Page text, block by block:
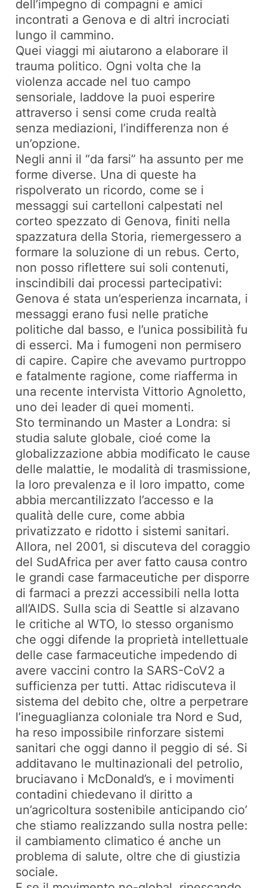
dell’impegno di compagni e amici
incontrati a Genova e di altri incrociati
lungo il cammino.
Quei viaggi mi aiutarono a elaborare il
trauma politico. Ogni volta che la
violenza accade nel tuo campo
sensoriale, laddove la puoi esperire
attraverso i sensi come cruda realtà
senza mediazioni, l’indifferenza non é
un’opzione.
Negli anni il “da farsi” ha assunto per me
forme diverse. Una di queste ha
rispolverato un ricordo, come se i
messaggi sui cartelloni calpestati nel
corteo spezzato di Genova, finiti nella
spazzatura della Storia, riemergessero a
formare la soluzione di un rebus. Certo,
non posso riflettere sui soli contenuti,
inscindibili dai processi partecipativi:
Genova é stata un’esperienza incarnata, i
messaggi erano fusi nelle pratiche
politiche dal basso, e l’unica possibilità fu
di esserci. Ma i fumogeni non permisero
di capire. Capire che avevamo purtroppo
e fatalmente ragione, come riafferma in
una recente intervista Vittorio Agnoletto,
uno dei leader di quei momenti.
Sto terminando un Master a Londra: si
studia salute globale, cioé come la
globalizzazione abbia modificato le cause
delle malattie, le modalità di trasmissione,
la loro prevalenza e il loro impatto, come
abbia mercantilizzato l’accesso e la
qualità delle cure, come abbia
privatizzato e ridotto i sistemi sanitari.
Allora, nel 2001, si discuteva del coraggio
del SudAfrica per aver fatto causa contro
le grandi case farmaceutiche per disporre
di farmaci a prezzi accessibili nella lotta
all’AIDS. Sulla scia di Seattle si alzavano
le critiche al WTO, lo stesso organismo
che oggi difende la proprietà intellettuale
delle case farmaceutiche impedendo di
avere vaccini contro la SARS-CoV2 a
sufficienza per tutti. Attac ridiscuteva il
sistema del debito che, oltre a perpetrare
l’ineguaglianza coloniale tra Nord e Sud,
ha reso impossibile rinforzare sistemi
sanitari che oggi danno il peggio di sé. Si
additavano le multinazionali del petrolio,
bruciavano i McDonald’s, e i movimenti
contadini chiedevano il diritto a
un’agricoltura sostenibile anticipando cio’
che stiamo realizzando sulla nostra pelle:
il cambiamento climatico é anche un
problema di salute, oltre che di giustizia
sociale.